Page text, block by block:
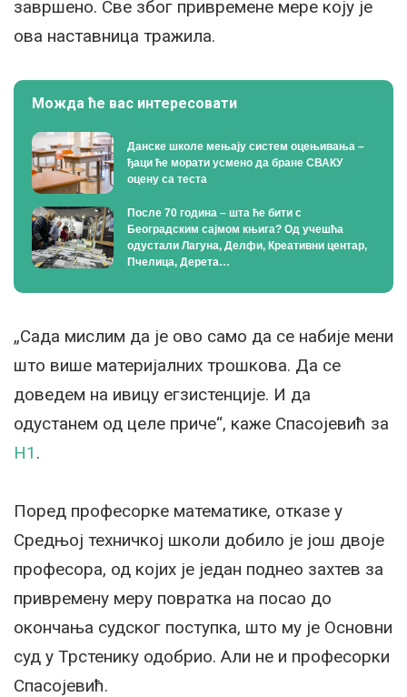
завршено. Све због привремене мере коју је
ова наставница тражила.
Можда ће вас интересовати
Данске школе мењају систем оцењивања –
ђаци ће морати усмено да бране СВАКУ
оцену са теста
После 70 година – шта ће бити с
Београдским сајмом књига? Од учешћа
одустали Лагуна, Делфи, Креативни центар,
Пчелица, Дерета…
„Сада мислим да је ово само да се набије мени
што више материјалних трошкова. Да се
доведем на ивицу егзистенције. И да
одустанем од целе приче“, каже Спасојевић за
Н1 .
Поред професорке математике, отказе у
Средњој техничкој школи добило је још двоје
професора, од којих је један поднео захтев за
привремену меру повратка на посао до
окончања судског поступка, што му је Основни
суд у Трстенику одобрио. Али не и професорки
Спасојевић.